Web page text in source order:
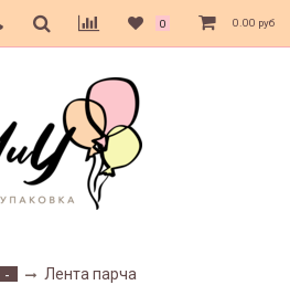
0 0.00 руб
- Лента парча